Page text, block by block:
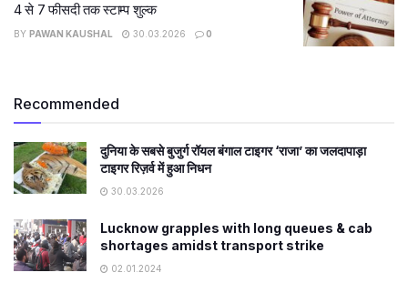
4 से 7 फीसदी तक स्टाम्प शुल्क
BY PAWAN KAUSHAL 30.03.2026 0
Recommended
दुनिया के सबसे बुजुर्ग रॉयल बंगाल टाइगर ‘राजा’ का जलदापाड़ा
टाइगर रिज़र्व में हुआ निधन
30.03.2026
Lucknow grapples with long queues & cab
shortages amidst transport strike
02.01.2024